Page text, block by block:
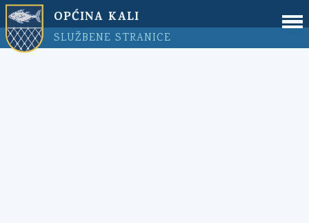
OPĆINA KALI
SLUŽBENE STRANICE